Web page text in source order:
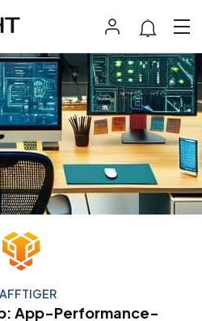
App-Performance-